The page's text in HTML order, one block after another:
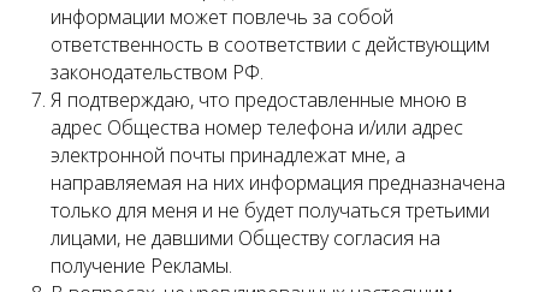
информации может повлечь за собой
ответственность в соответствии с действующим
законодательством РФ.
Я подтверждаю, что предоставленные мною в
адрес Общества номер телефона и/или адрес
электронной почты принадлежат мне, а
направляемая на них информация предназначена
только для меня и не будет получаться третьими
лицами, не давшими Обществу согласия на
получение Рекламы.